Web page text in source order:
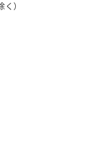
）